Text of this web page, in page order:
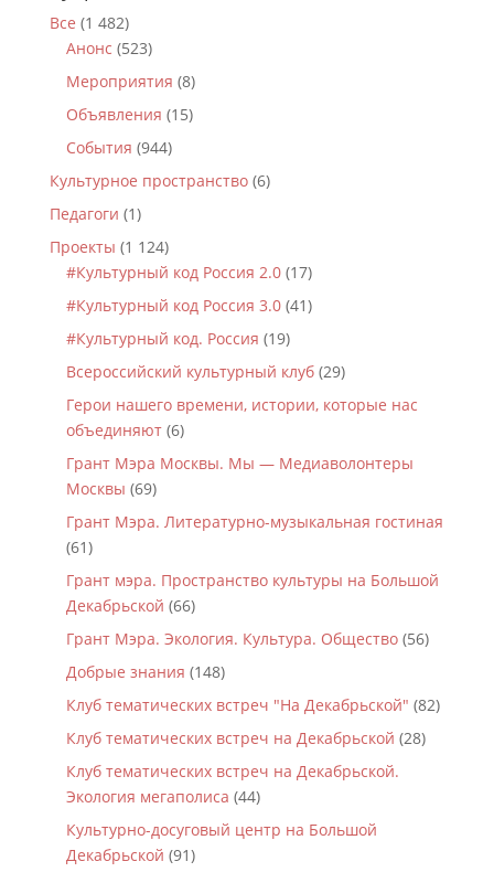
Все (1 482)
Анонс (523)
Мероприятия (8)
Объявления (15)
События (944)
Культурное пространство(6)
Педагоги (1)
Проекты (1 124)
#Культурный код Россия 2.0(17)
#Культурный код Россия 3.0(41)
#Культурный код. Россия (19)
Всероссийский культурный клуб(29)
Герои нашего времени, истории, которые нас
объединяют(6)
Грант Мэра Москвы. Мы — Медиаволонтеры
Москвы (69)
Грант Мэра. Литературно-музыкальная гостиная
(61)
Грант мэра. Пространство культуры на Большой
Декабрьской (66)
Грант Мэра. Экология. Культура. Общество(56)
Добрые знания (148)
Клуб тематических встреч "На Декабрьской" (82)
Клуб тематических встреч на Декабрьской (28)
Клуб тематических встреч на Декабрьской.
Экология мегаполиса (44)
Культурно-досуговый центр на Большой
Декабрьской (91)